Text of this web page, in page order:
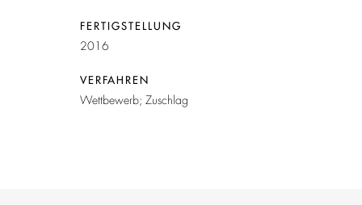
FERTIGSTELLUNG
2016
VERFAHREN
Wettbewerb; Zuschlag